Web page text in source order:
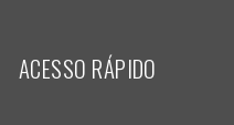
ACESSO RÁPIDO